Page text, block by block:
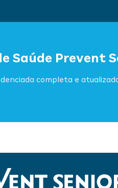
Saúde Prevent
completa e